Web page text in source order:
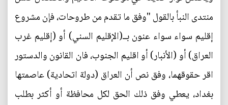
منتدى النبأ بالقول "وفق ما تقدم من طروحات، فإن مشروع
إقليم سواء سواء عنون بــ(الإقليم السني) أو (إقليم غرب
العراق) أو (الأنبار) أو اقليم الجنوب، فان القانون والدستور
اقر حقوقهما، وفق نص أن العراق (دولة اتحادية) عاصمتها
بغداد، يعطي وفق ذلك الحق لكل محافظة أو أكثر بطلب